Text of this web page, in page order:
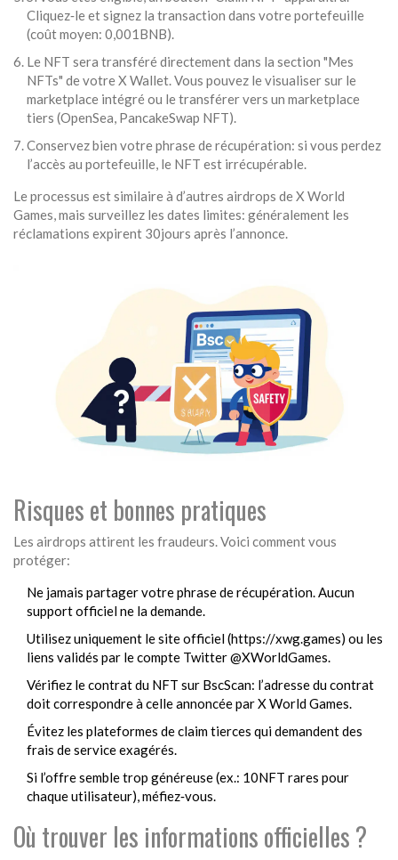
Cliquez‑le et signez la transaction dans votre portefeuille
(coût moyen: 0,001BNB).
Le NFT sera transféré directement dans la section "Mes
NFTs" de votre X Wallet. Vous pouvez le visualiser sur le
marketplace intégré ou le transférer vers un marketplace
tiers (OpenSea, PancakeSwap NFT).
Conservez bien votre phrase de récupération: si vous perdez
l’accès au portefeuille, le NFT est irrécupérable.
Le processus est similaire à d’autres airdrops de X World
Games, mais surveillez les dates limites: généralement les
réclamations expirent 30jours après l’annonce.
Risques et bonnes pratiques
Les airdrops attirent les fraudeurs. Voici comment vous
protéger:
Ne jamais partager votre phrase de récupération. Aucun
support officiel ne la demande.
Utilisez uniquement le site officiel (https://xwg.games) ou les
liens validés par le compte Twitter @XWorldGames.
Vérifiez le contrat du NFT sur BscScan: l’adresse du contrat
doit correspondre à celle annoncée par X World Games.
Évitez les plateformes de claim tierces qui demandent des
frais de service exagérés.
Si l’offre semble trop généreuse (ex.: 10NFT rares pour
chaque utilisateur), méfiez‑vous.
Où trouver les informations officielles ?